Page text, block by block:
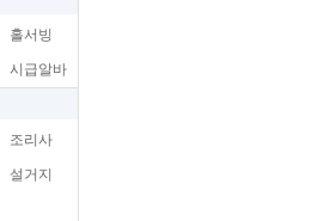
홀서빙
시급알바
조리사
설거지